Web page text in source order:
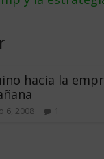
hacia la
6, 2008 1